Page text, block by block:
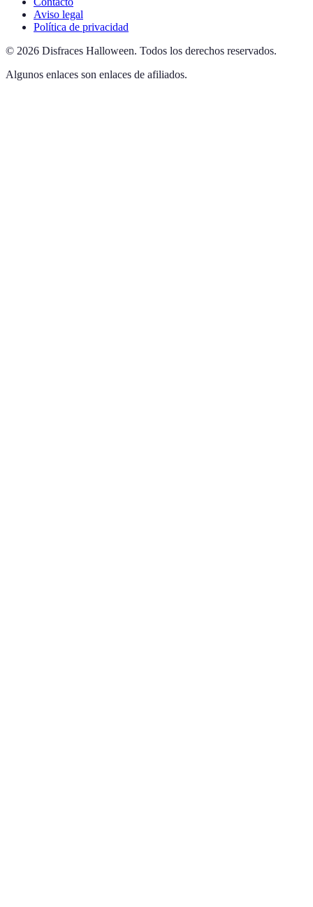
Aviso legal
Política de privacidad
© 2026 Disfraces Halloween. Todos los derechos reservados.
Algunos enlaces son enlaces de afiliados.